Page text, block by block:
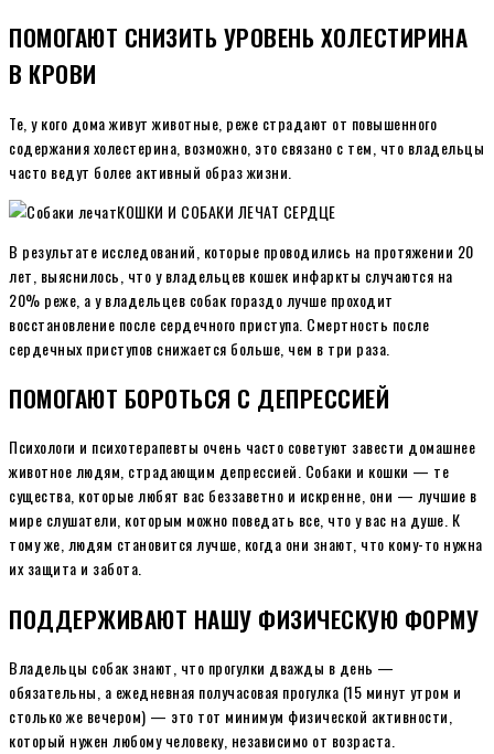
ПОМОГАЮТ СНИЗИТЬ УРОВЕНЬ ХОЛЕСТИРИНА
В КРОВИ
Те, у кого дома живут животные, реже страдают от повышенного
содержания холестерина, возможно, это связано с тем, что владельцы
часто ведут более активный образ жизни.
КОШКИ И СОБАКИ ЛЕЧАТ СЕРДЦЕ
В результате исследований, которые проводились на протяжении 20
лет, выяснилось, что у владельцев кошек инфаркты случаются на
20% реже, а у владельцев собак гораздо лучше проходит
восстановление после сердечного приступа. Смертность после
сердечных приступов снижается больше, чем в три раза.
ПОМОГАЮТ БОРОТЬСЯ С ДЕПРЕССИЕЙ
Психологи и психотерапевты очень часто советуют завести домашнее
животное людям, страдающим депрессией. Собаки и кошки — те
существа, которые любят вас беззаветно и искренне, они — лучшие в
мире слушатели, которым можно поведать все, что у вас на душе. К
тому же, людям становится лучше, когда они знают, что кому-то нужна
их защита и забота.
ПОДДЕРЖИВАЮТ НАШУ ФИЗИЧЕСКУЮ ФОРМУ
Владельцы собак знают, что прогулки дважды в день —
обязательны, а ежедневная получасовая прогулка (15 минут утром и
столько же вечером) — это тот минимум физической активности,
который нужен любому человеку, независимо от возраста.